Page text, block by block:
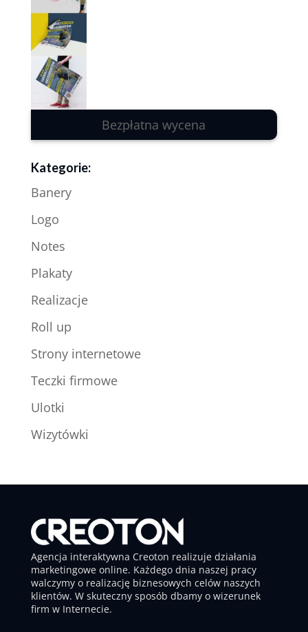
Bezpłatna wycena
Kategorie:
Banery
Logo
Notes
Plakaty
Realizacje
Roll up
Strony internetowe
Teczki firmowe
Ulotki
Wizytówki
Agencja interaktywna Creoton realizuje działania
marketingowe online. Każdego dnia naszej pracy
walczymy o realizację biznesowych celów naszych
klientów. W skuteczny sposób dbamy o wizerunek
firm w Internecie.